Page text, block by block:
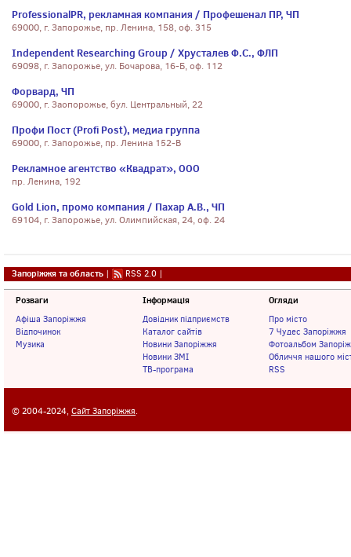
ProfessionalPR, рекламная компания / Профешенал ПР, ЧП
69000, г. Запорожье, пр. Ленина, 158, оф. 315
Independent Researching Group / Хрусталев Ф.С., ФЛП
69098, г. Запорожье, ул. Бочарова, 16-Б, оф. 112
Форвард, ЧП
69000, г. Заопорожье, бул. Центральный, 22
Профи Пост (Profi Post), медиа группа
69000, г. Запорожье, пр. Ленина 152-В
Рекламное агентство «Квадрат», ООО
пр. Ленина, 192
Gold Lion, промо компания / Пахар А.В., ЧП
69104, г. Запорожье, ул. Олимпийская, 24, оф. 24
Запоріжжя та область | RSS 2.0 |
Розваги
Афіша Запоріжжя
Відпочинок
Музика
Інформація
Довідник підприємств
Каталог сайтів
Новини Запоріжжя
Новини ЗМІ
ТВ-програма
Огляди
Про місто
7 Чудес Запоріжжя
Фотоальбом
Обличчя нашого
RSS
© 2004-2024, Сайт Запоріжжя.